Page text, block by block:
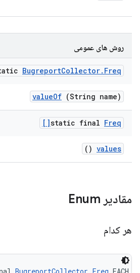
روش های عمومی
BugreportCollector. Freq
valueOf (String name)
static final Freq[]
values
()
مقادیر Enum
هر کدام